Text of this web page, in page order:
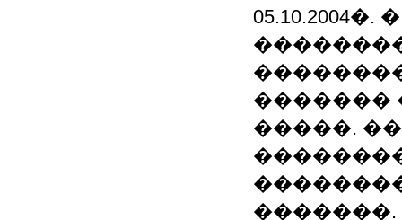
�������
�����.
�������.